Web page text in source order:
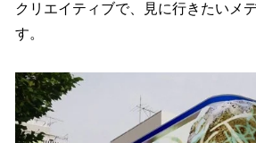
クリエイティブで、見に行きたいメ
す。